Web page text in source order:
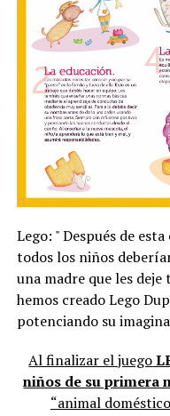
Lego: " Después de
todos los niños
una madre que les
hemos creado Lego
potenciando su
Al finalizar el juego
niños de su primera
“animal